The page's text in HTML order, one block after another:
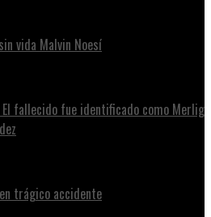
vida Malvin Noesí
El fallecido fue identificado como Merlig
trágico accidente